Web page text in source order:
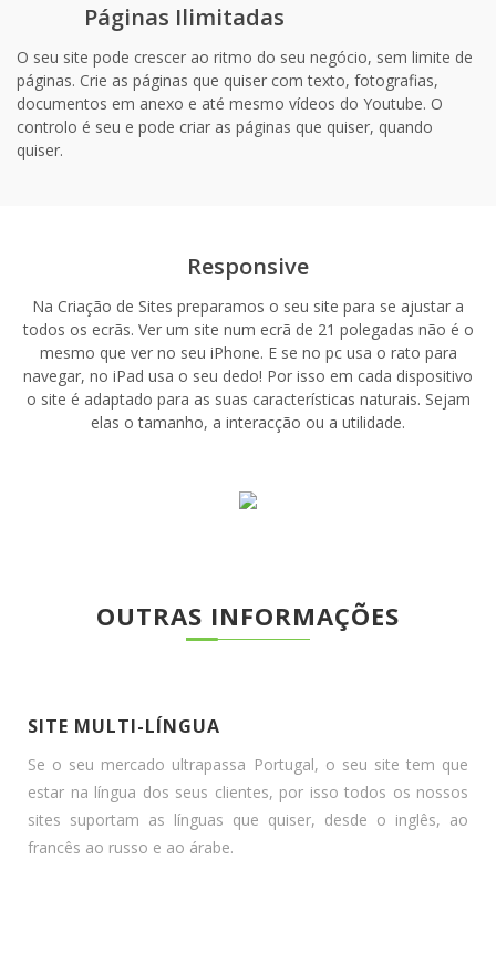
Páginas Ilimitadas
O seu site pode crescer ao ritmo do seu negócio, sem limite de
páginas. Crie as páginas que quiser com texto, fotografias,
documentos em anexo e até mesmo vídeos do Youtube. O
controlo é seu e pode criar as páginas que quiser, quando
quiser.
Responsive
Na Criação de Sites preparamos o seu site para se ajustar a
todos os ecrãs. Ver um site num ecrã de 21 polegadas não é o
mesmo que ver no seu iPhone. E se no pc usa o rato para
navegar, no iPad usa o seu dedo! Por isso em cada dispositivo
o site é adaptado para as suas características naturais. Sejam
elas o tamanho, a interacção ou a utilidade.
OUTRAS INFORMAÇÕES
SITE MULTI-LÍNGUA
Se o seu mercado ultrapassa Portugal, o seu site tem que
estar na língua dos seus clientes, por isso todos os nossos
sites suportam as línguas que quiser, desde o inglês, ao
francês ao russo e ao árabe.